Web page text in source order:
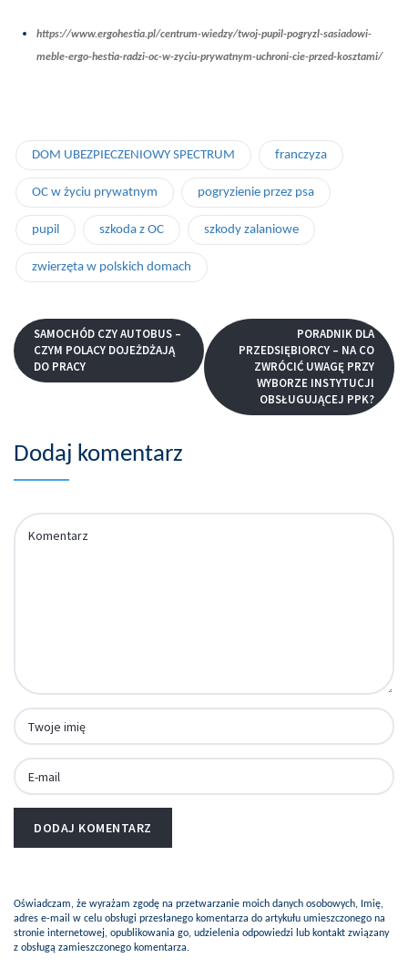
https://www.ergohestia.pl/centrum-wiedzy/twoj-pupil-pogryzl-sasiadowi-
meble-ergo-hestia-radzi-oc-w-zyciu-prywatnym-uchroni-cie-przed-kosztami/
DOM UBEZPIECZENIOWY SPECTRUM franczyza
OC w życiu prywatnym pogryzienie przez psa
pupil szkoda z OC szkody zalaniowe
zwierzęta w polskich domach
SAMOCHÓD CZY AUTOBUS –
CZYM POLACY DOJEŻDŻAJĄ
DO PRACY
PORADNIK DLA
PRZEDSIĘBIORCY – NA CO
ZWRÓCIĆ UWAGĘ PRZY
WYBORZE INSTYTUCJI
OBSŁUGUJĄCEJ PPK?
Dodaj komentarz
Oświadczam, że wyrażam zgodę na przetwarzanie moich danych osobowych, Imię,
adres e-mail w celu obsługi przesłanego komentarza do artykułu umieszczonego na
stronie internetowej, opublikowania go, udzielenia odpowiedzi lub kontakt związany
z obsługą zamieszczonego komentarza.